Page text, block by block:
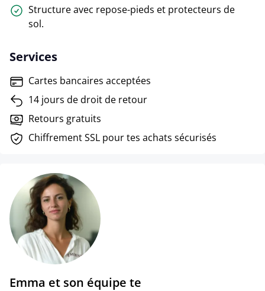
Structure avec repose-pieds et protecteurs de
sol.
Services
Cartes bancaires acceptées
14 jours de droit de retour
Retours gratuits
Chiffrement SSL pour tes achats sécurisés
Emma et son équipe te